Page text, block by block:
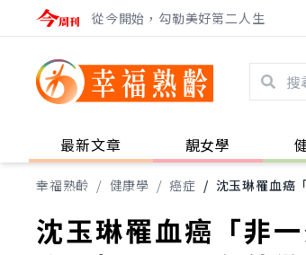
從今開始，勾勒美好第二人生
最新文章 靚女學
幸福熟齡 / 健康學 / 癌症 / 沈玉琳罹血癌
沈玉琳罹血癌「非